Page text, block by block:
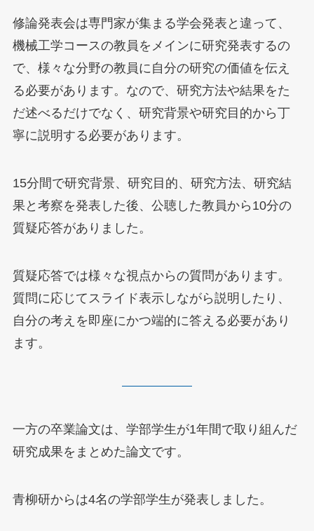
修論発表会は専門家が集まる学会発表と違って、
機械工学コースの教員をメインに研究発表するの
で、様々な分野の教員に自分の研究の価値を伝え
る必要があります。なので、研究方法や結果をた
だ述べるだけでなく、研究背景や研究目的から丁
寧に説明する必要があります。
15分間で研究背景、研究目的、研究方法、研究結
果と考察を発表した後、公聴した教員から10分の
質疑応答がありました。
質疑応答では様々な視点からの質問があります。
質問に応じてスライド表示しながら説明したり、
自分の考えを即座にかつ端的に答える必要があり
ます。
一方の卒業論文は、学部学生が1年間で取り組んだ
研究成果をまとめた論文です。
青柳研からは4名の学部学生が発表しました。